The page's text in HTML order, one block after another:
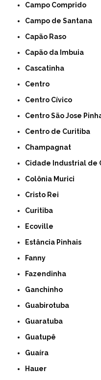
Campo Comprido
Campo de Santana
Capão Raso
Capão da Imbuia
Cascatinha
Centro
Centro Cívico
Centro São Jose
Centro de Curitiba
Champagnat
Cidade Industrial de
Colônia Murici
Cristo Rei
Curitiba
Ecoville
Estância Pinhais
Fanny
Fazendinha
Ganchinho
Guabirotuba
Guaratuba
Guatupê
Guaíra
Hauer